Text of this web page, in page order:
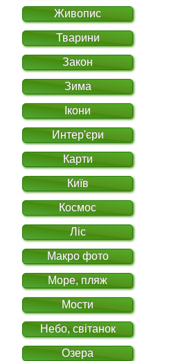
Живопис
Тварини
Закон
Зима
Ікони
Интер'єри
Карти
Київ
Космос
Ліс
Макро фото
Море, пляж
Мости
Небо, світанок
Озера